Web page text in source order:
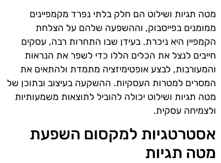
מטה תגיות ושילוט הם חלק בלתי נפרד מקמפיינים
ממומנים בפייסבוק, וההשפעה שלהם על הצלחת
הקמפיין היא ניכרת. בעידן שבו התחרות רבה, עסקים
חייבים לנצל את הכלים הללו כדי לשפר את הנראות
והמעורבות, לבצע אופטימיזציה מתמדת ולהתאים את
המסרים למטרות העסקיות. ההשקעה בעיצוב ובתוכן של
מטה תגיות ושילוט יכולה להוביל לתוצאות משמעותיות
ולצמיחה עסקית.
אסטרטגיות למקסום השפעת
מטה תגיות